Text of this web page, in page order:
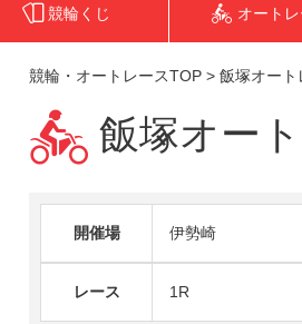
競輪くじ オートレ
競輪・オートレースTOP > 飯塚オート
飯塚オー
開催場 伊勢崎
レース 1R